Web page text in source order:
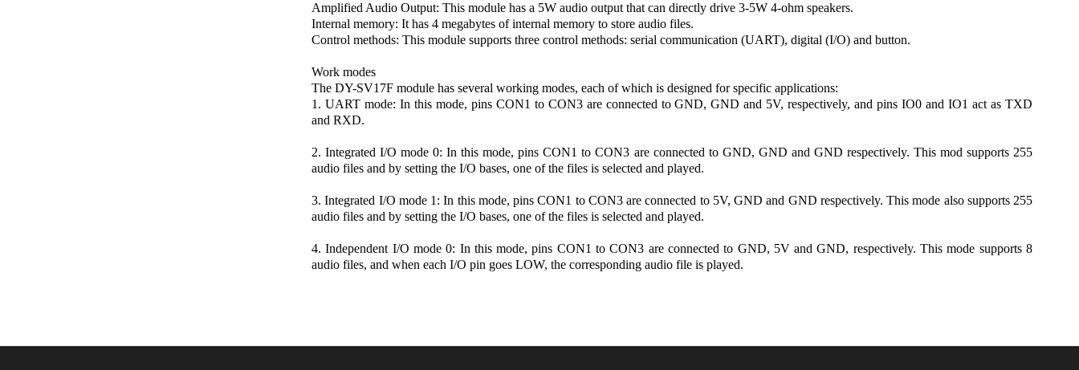
Amplified Audio Output: This module has a 5W audio output that can directly drive 3-5W 4-ohm speakers.
Internal memory: It has 4 megabytes of internal memory to store audio files.
Control methods: This module supports three control methods: serial communication (UART), digital (I/O) and button.
Work modes
The DY-SV17F module has several working modes, each of which is designed for specific applications:
1. UART mode: In this mode, pins CON1 to CON3 are connected to GND, GND and 5V, respectively, and pins IO0 and IO1 act as TXD
and RXD.
2. Integrated I/O mode 0: In this mode, pins CON1 to CON3 are connected to GND, GND and GND respectively. This mod supports 255
audio files and by setting the I/O bases, one of the files is selected and played.
3. Integrated I/O mode 1: In this mode, pins CON1 to CON3 are connected to 5V, GND and GND respectively. This mode also supports 255
audio files and by setting the I/O bases, one of the files is selected and played.
4. Independent I/O mode 0: In this mode, pins CON1 to CON3 are connected to GND, 5V and GND, respectively. This mode supports 8
audio files, and when each I/O pin goes LOW, the corresponding audio file is played.